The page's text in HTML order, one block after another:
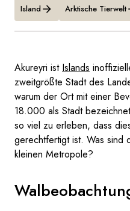
Island Arktische Tierwelt
Akureyri ist Islands
zweitgrößte Stadt des
warum der Ort mit einer
18.000 als Stadt
so viel zu erleben, dass
gerechtfertigt ist. Was sind
kleinen Metropole?